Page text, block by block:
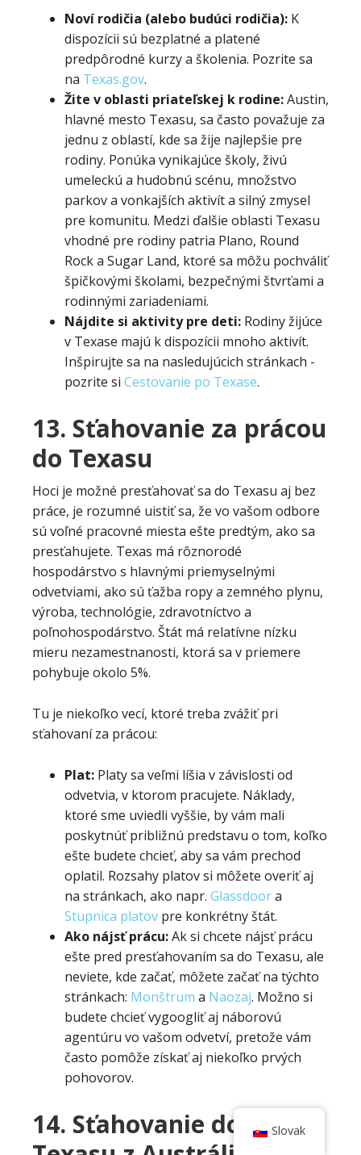
Noví rodičia (alebo budúci rodičia): K
dispozícii sú bezplatné a platené
predpôrodné kurzy a školenia. Pozrite sa
na Texas.gov.
Žite v oblasti priateľskej k rodine:Austin,
hlavné mesto Texasu, sa často považuje za
jednu z oblastí, kde sa žije najlepšie pre
rodiny. Ponúka vynikajúce školy, živú
umeleckú a hudobnú scénu, množstvo
parkov a vonkajších aktivít a silný zmysel
pre komunitu. Medzi ďalšie oblasti Texasu
vhodné pre rodiny patria Plano, Round
Rock a Sugar Land, ktoré sa môžu pochváliť
špičkovými školami, bezpečnými štvrťami a
rodinnými zariadeniami.
Nájdite si aktivity pre deti: Rodiny žijúce
v Texase majú k dispozícii mnoho aktivít.
Inšpirujte sa na nasledujúcich stránkach -
pozrite si Cestovanie po Texase.
13. Sťahovanie za prácou
do Texasu
Hoci je možné presťahovať sa do Texasu aj bez
práce, je rozumné uistiť sa, že vo vašom odbore
sú voľné pracovné miesta ešte predtým, ako sa
presťahujete. Texas má rôznorodé
hospodárstvo s hlavnými priemyselnými
odvetviami, ako sú ťažba ropy a zemného plynu,
výroba, technológie, zdravotníctvo a
poľnohospodárstvo. Štát má relatívne nízku
mieru nezamestnanosti, ktorá sa v priemere
pohybuje okolo 5%.
Tu je niekoľko vecí, ktoré treba zvážiť pri
sťahovaní za prácou:
Plat: Platy sa veľmi líšia v závislosti od
odvetvia, v ktorom pracujete. Náklady,
ktoré sme uviedli vyššie, by vám mali
poskytnúť približnú predstavu o tom, koľko
ešte budete chcieť, aby sa vám prechod
oplatil. Rozsahy platov si môžete overiť aj
na stránkach, ako napr. Glassdoora
Stupnica platov pre konkrétny štát.
Ako nájsť prácu:Ak si chcete nájsť prácu
ešte pred presťahovaním sa do Texasu, ale
neviete, kde začať, môžete začať na týchto
stránkach: Monštrum a Naozaj. Možno si
budete chcieť vygoogliť aj náborovú
agentúru vo vašom odvetví, pretože vám
často pomôže získať aj niekoľko prvých
pohovorov.
14. Sťahovanie do
Slovak